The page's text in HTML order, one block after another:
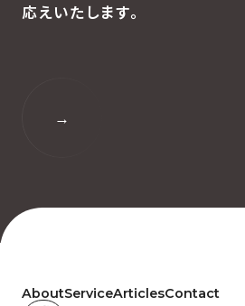
応えいたします。
→
AboutServiceArticlesContact